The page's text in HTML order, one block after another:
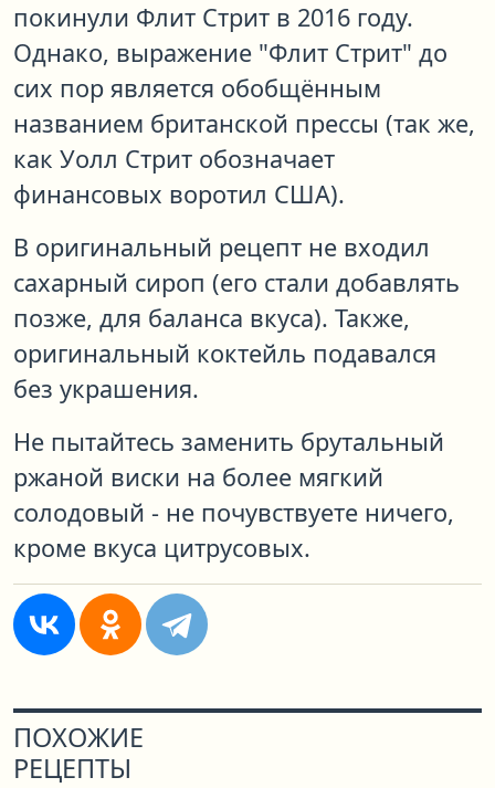
покинули Флит Стрит в 2016 году.
Однако, выражение "Флит Стрит" до
сих пор является обобщённым
названием британской прессы (так же,
как Уолл Стрит обозначает
финансовых воротил США).
В оригинальный рецепт не входил
сахарный сироп (его стали добавлять
позже, для баланса вкуса). Также,
оригинальный коктейль подавался
без украшения.
Не пытайтесь заменить брутальный
ржаной виски на более мягкий
солодовый - не почувствуете ничего,
кроме вкуса цитрусовых.
ПОХОЖИЕ
РЕЦЕПТЫ